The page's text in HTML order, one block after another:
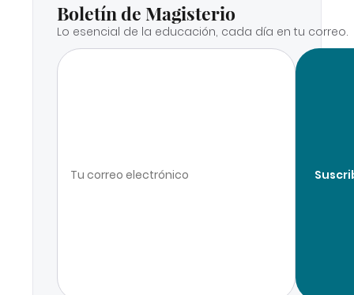
Boletín de Magisterio
Lo esencial de la educación, cada día en tu correo.